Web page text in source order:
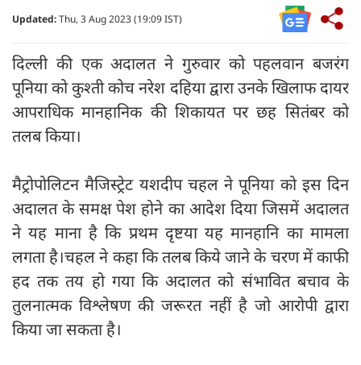
Updated:Thu, 3 Aug 2023 (19:09 IST)
दिल्ली की एक अदालत ने गुरुवार को पहलवान बजरंग
पूनिया को कुश्ती कोच नरेश दहिया द्वारा उनके खिलाफ दायर
आपराधिक मानहानिक की शिकायत पर छह सितंबर को
तलब किया।
मैट्रोपोलिटन मैजिस्ट्रेट यशदीप चहल ने पूनिया को इस दिन
अदालत के समक्ष पेश होने का आदेश दिया जिसमें अदालत
ने यह माना है कि प्रथम दृष्टया यह मानहानि का मामला
लगता है।चहल ने कहा कि तलब किये जाने के चरण में काफी
हद तक तय हो गया कि अदालत को संभावित बचाव के
तुलनात्मक विश्लेषण की जरूरत नहीं है जो आरोपी द्वारा
किया जा सकता है।